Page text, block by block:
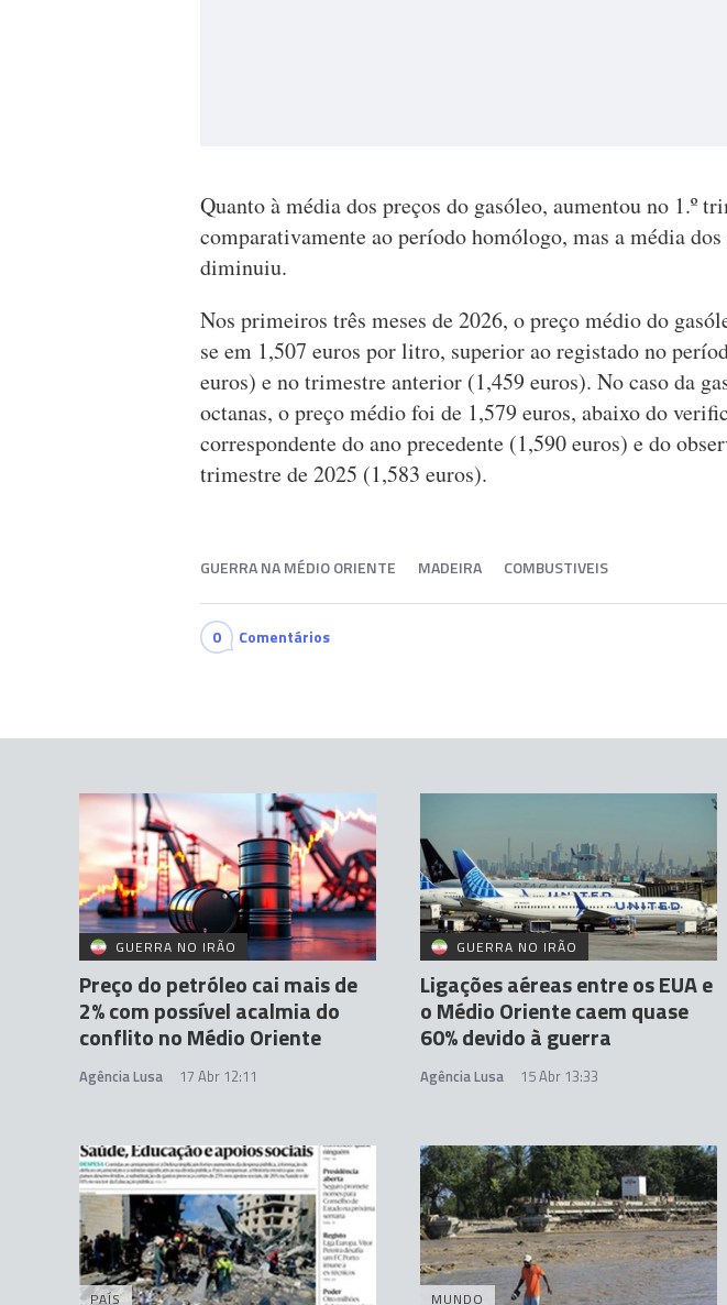
Quanto à média dos preços do gasóleo, aumentou no 1.º
comparativamente ao período homólogo, mas a média
diminuiu.
Nos primeiros três meses de 2026, o preço médio do
se em 1,507 euros por litro, superior ao registado no
euros) e no trimestre anterior (1,459 euros). No caso da
octanas, o preço médio foi de 1,579 euros, abaixo do
correspondente do ano precedente (1,590 euros) e do
trimestre de 2025 (1,583 euros).
GUERRA NA MÉDIO ORIENTE MADEIRA COMBUSTIVEIS
0 Comentários
GUERRA NO IRÃO
Preço do petróleo cai mais de
2% com possível acalmia do
conflito no Médio Oriente
Agência Lusa 17 Abr 12:11
GUERRA NO IRÃO
Ligações aéreas entre os EUA e
o Médio Oriente caem quase
60% devido à guerra
Agência Lusa 15 Abr 13:33
PAÍS MUNDO